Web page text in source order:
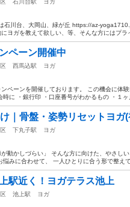
川台、大岡山、緑が丘 https://az-
ヨガを教えて欲しい、等、そんな方にはプラ
ペーン開催中
西馬込駅
ヨガ
ンペーンを開催しております。 この機会に体
時に ・銀行印 ・口座番号がわかるもの ・１ヶ
｜骨盤・姿勢リセットヨガ
下丸子駅
ヨガ
が動かしづらい」 そんな方に向けた、やさし
悩みに合わせて、 一人ひとりに合う形で整え
駅近く！ヨガテラス池上
池上駅
ヨガ